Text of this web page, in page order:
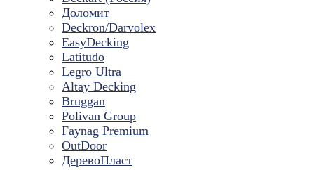
Доломит
Deckron/Darvolex
EasyDecking
Latitudo
Legro Ultra
Altay Decking
Bruggan
Polivan Group
Faynag Premium
OutDoor
ДеревоПласт